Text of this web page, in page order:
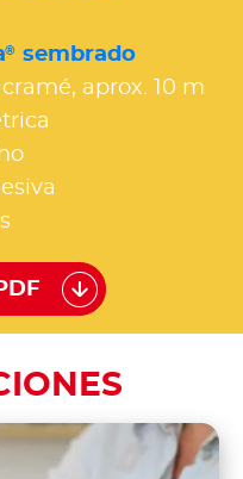
® sembrado
aprox. 10 m